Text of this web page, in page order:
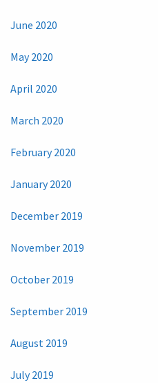
June 2020
May 2020
April 2020
March 2020
February 2020
January 2020
December 2019
November 2019
October 2019
September 2019
August 2019
July 2019